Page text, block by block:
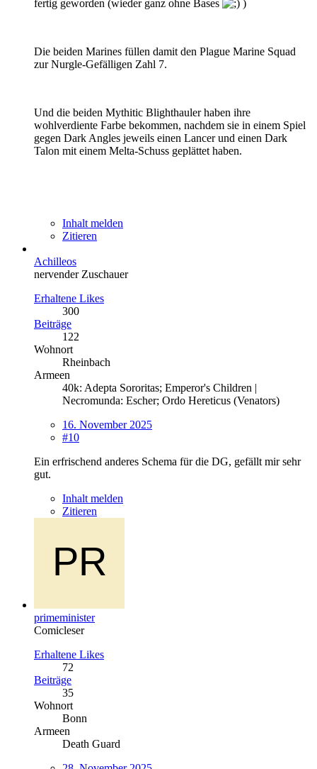
fertig geworden (wieder ganz ohne Bases
)
Die beiden Marines füllen damit den Plague Marine Squad
zur Nurgle-Gefälligen Zahl 7.
Und die beiden Mythitic Blighthauler haben ihre
wohlverdiente Farbe bekommen, nachdem sie in einem Spiel
gegen Dark Angles jeweils einen Lancer und einen Dark
Talon mit einem Melta-Schuss geplättet haben.
Inhalt melden
Zitieren
Achilleos
nervender Zuschauer
Erhaltene Likes
300
Beiträge
122
Wohnort
Rheinbach
Armeen
40k: Adepta Sororitas; Emperor's Children |
Necromunda: Escher; Ordo Hereticus (Venators)
16. November 2025
#10
Ein erfrischend anderes Schema für die DG, gefällt mir sehr
gut.
Inhalt melden
Zitieren
primeminister
Comicleser
Erhaltene Likes
72
Beiträge
35
Wohnort
Bonn
Armeen
Death Guard